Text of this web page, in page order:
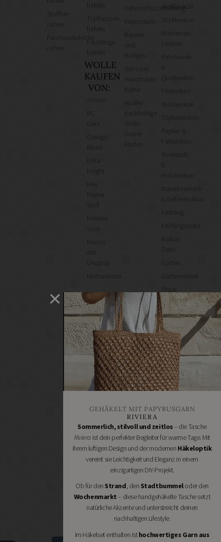
Stofftier
Patchworkdecke
häkeln
Topflappen
häkeln
Fäustlinge
häkeln
WOLLE
KAUFEN
VON:
Cowgirl
Knight
Mama
Kremke
Manos
Uruguay
Nomadnoss
Datenschutzerklärung
Kultur
Wollke –
nachhaltige
kaufen
Wolllexikon
Sticklexikon
Makramee-
Lexikon
Patchwork-
&
Quiltlexikon
Filzlexikon
Weblexikon
Töpferlexikon
Papier- &
Faltlexikon
Werkstatt-
&
Holzlexikon
Naturkosmetik-
& Seifenlexikon
Frühling
Frühlingsdeko
Balkon
Deko
Garten
Gartenmöbel
Regal
selber
machen
Heimwerken
Renovieren
DIY
GESCHÄFTE
Bastelbedarf
Stoffgeschäfte
Handgemachtes
Schneidereibedarf
Handarbeitszubehör
DIY
Online
Shops
Schmuckzubehör
Nähmaschinen
GEHÄKELT MIT PAPYRUSGARN
RIVIERA
Sommerlich, stilvoll und zeitlos– die Tasche
Rivieraist dein perfekter Begleiter für warme Tage. Mit
ihrem luftigen Design und der modernen Häkeloptik
vereint sie Leichtigkeit und Eleganz in einem
einzigartigen DIY-Projekt.
Ob für den Strand, den Stadtbummeloder den
Wochenmarkt– diese handgehäkelte Tasche setzt
natürliche Akzente und unterstreicht deinen
nachhaltigen Lifestyle.
Im Häkelset enthalten isthochwertiges Garn aus